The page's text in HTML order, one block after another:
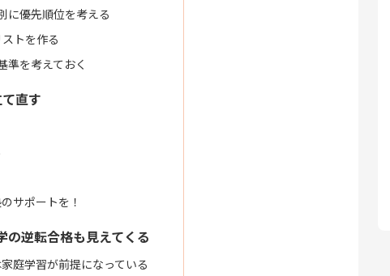
に優先順位を考える
トを作る
準を考えておく
直す
サポートを！
の逆転合格も見えてくる
庭学習が前提になっている